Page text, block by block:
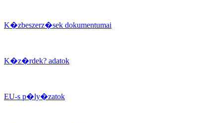
K�zbeszerz�sek dokumentumai
K�z�rdek? adatok
EU-s p�ly�zatok